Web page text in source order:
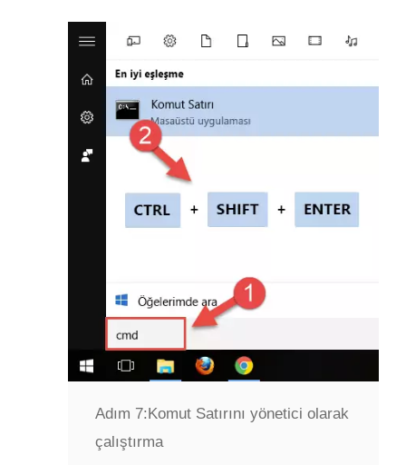
Adım 7:Komut Satırını yönetici olarak
çalıştırma